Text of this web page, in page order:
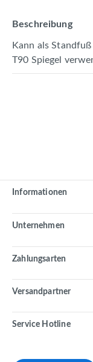
Beschreibung
Kann als
T90 Spiegel
Informationen
Unternehmen
Zahlungsarten
Versandpartner
Service Hotline